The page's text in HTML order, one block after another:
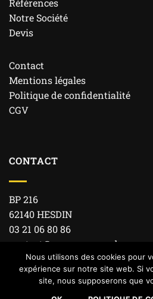
Références
Notre Société
Devis
Contact
Mentions légales
Politique de confidentialité
CGV
CONTACT
BP 216
62140 HESDIN
03 21 06 80 86
contact@morange-candas.com
Nous utilisons des cookies pour
expérience sur notre site web. Si
site, nous supposerons que